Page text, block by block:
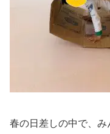
春の日差しの中で、